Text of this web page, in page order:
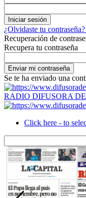
¿Olvidaste tu
Recuperación de
Recupera tu contraseña
Se te ha enviado una
RADIO DIFUSORA
Click here - to